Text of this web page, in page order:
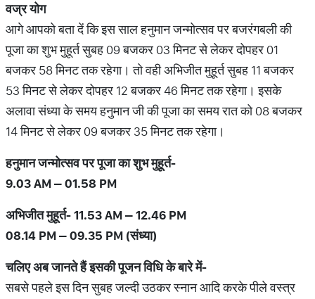
वज्रयोग
आगे आपको बता दें कि इस साल हनुमान जन्मोत्सव पर बजरंगबली की
पूजा का शुभ मुहूर्त सुबह 09 बजकर 03 मिनट से लेकर दोपहर 01
बजकर 58 मिनट तक रहेगा। तो वही अभिजीत मुहूर्त सुबह 11 बजकर
53 मिनट से लेकर दोपहर 12 बजकर 46 मिनट तक रहेगा। इसके
अलावा संध्या के समय हनुमान जी की पूजा का समय रात को 08 बजकर
14 मिनट से लेकर 09 बजकर 35 मिनट तक रहेगा।
हनुमानजन्मोत्सवपरपूजाकाशुभमुहूर्त-
9.03 AM – 01.58 PM
अभिजीतमुहूर्त- 11.53 AM–12.46 PM
08.14 PM – 09.35 PM (संध्या)
चलिएअबजानतेहैंइसकीपूजनविधिकेबारेमें-
सबसे पहले इस दिन सुबह जल्दी उठकर स्नान आदि करके पीले वस्त्र